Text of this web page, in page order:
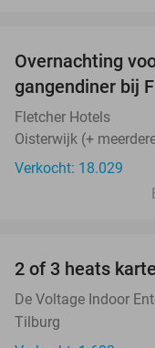
Overnachting
gangendiner bij
Fletcher Hotels
Oisterwijk (+
Verkocht: 18.029
2 of 3 heats
De Voltage Indoor
Tilburg